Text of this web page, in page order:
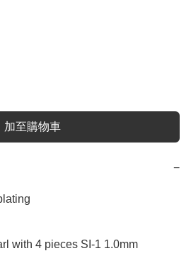
加至購物車
−
with 4 pieces SI-1 1.0mm